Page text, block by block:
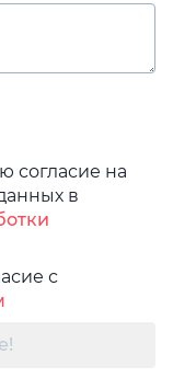
согласие на
в
с